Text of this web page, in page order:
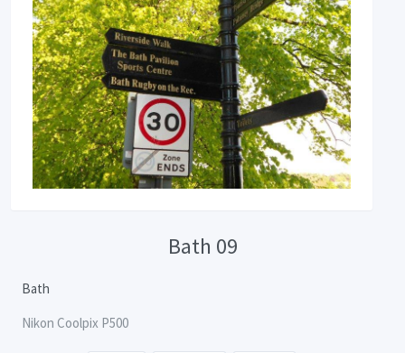
Bath 09
Bath
Nikon Coolpix P500